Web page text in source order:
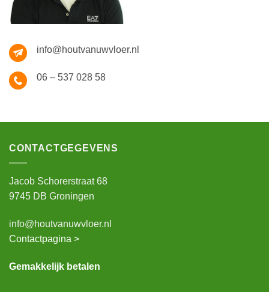
info@houtvanuwvloer.nl
06 – 537 028 58
CONTACTGEGEVENS
Jacob Schorerstraat 68
9745 DB Groningen
info@houtvanuwvloer.nl
Contactpagina >
Gemakkelijk betalen